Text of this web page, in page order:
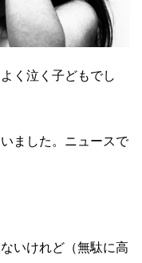
く泣く子どもでし
ました。ニュースで
いけれど（無駄に高